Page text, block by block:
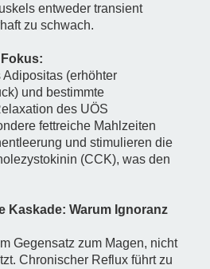
entweder transient
zu schwach.
(erhöhter
und bestimmte
des UÖS
fettreiche Mahlzeiten
und stimulieren die
(CCK), was den
Kaskade: Warum Ignoranz
Gegensatz zum Magen, nicht
Chronischer Reflux führt zu